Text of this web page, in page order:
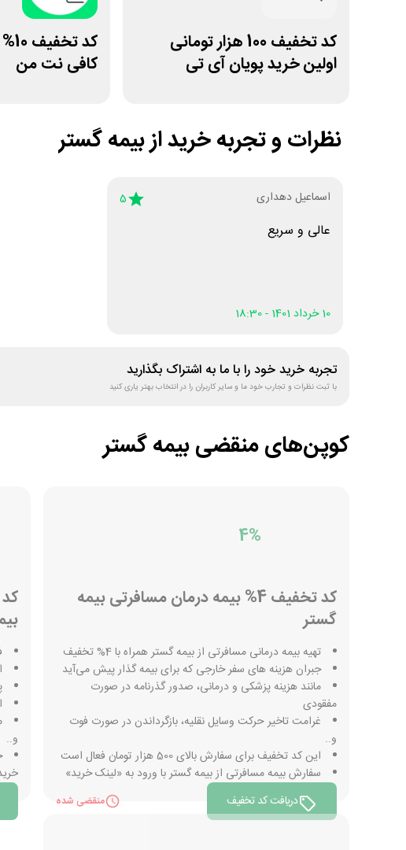
کد تخفیف 100 هزار تومانی
اولین خرید پویان آی تی
کد
کافی نت من
نظرات و تجربه خرید ازبیمه گستر
اسماعیل دهداری 5
عالی و سریع
10 خرداد 1401 - 18:30
تجربه خرید خود را با ما به اشتراک بگذارید
با ثبت نظرات و تجارب خود ما و سایر کاربران را در انتخاب بهتر یاری کنید
کوپن‌های منقضیبیمه گستر
4%
کد تخفیف 4% بیمه درمان مسافرتی بیمه
گستر
تهیه بیمه درمانی مسافرتی از بیمه گستر همراه با 4% تخفیف
جبران هزینه های سفر خارجی که برای بیمه گذار پیش می‌آید
مانند هزینه پزشکی و درمانی، صدور گذرنامه در صورت
مفقودی
غرامت تاخیر حرکت وسایل نقلیه، بازگرداندن در صورت فوت
و..
این کد تخفیف برای سفارش بالای 500 هزار تومان فعال است
سفارش بیمه مسافرتی از بیمه گستر با ورود به «لینک خرید»
دریافت کد تخفیف
منقضی شده
و..